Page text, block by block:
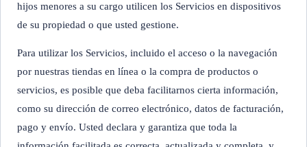
hijos menores a su cargo utilicen los Servicios en dispositivos
de su propiedad o que usted gestione.
Para utilizar los Servicios, incluido el acceso o la navegación
por nuestras tiendas en línea o la compra de productos o
servicios, es posible que deba facilitarnos cierta información,
como su dirección de correo electrónico, datos de facturación,
pago y envío. Usted declara y garantiza que toda la